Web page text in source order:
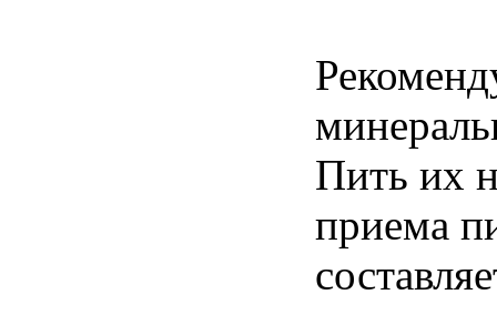
Пить их
приема